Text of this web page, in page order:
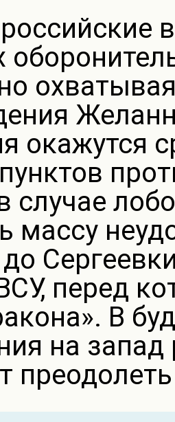
окажутся
случае
массу
до
перед
В
на